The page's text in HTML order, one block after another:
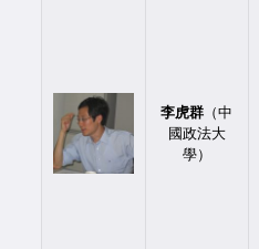
李虎群 （中
國政法大
學）